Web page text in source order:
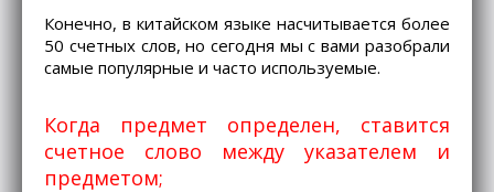
Конечно, в китайском языке насчитывается более
50 счетных слов, но сегодня мы с вами разобрали
самые популярные и часто используемые.
Когда предмет определен, ставится
счетное слово между указателем и
предметом;